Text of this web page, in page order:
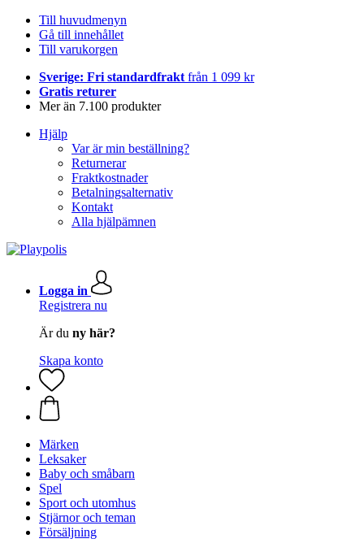
Till huvudmenyn
Gå till innehållet
Till varukorgen
Sverige: Fri standardfrakt från 1 099 kr
Gratis returer
Mer än 7.100 produkter
Hjälp
Var är min beställning?
Returnerar
Fraktkostnader
Betalningsalternativ
Kontakt
Alla hjälpämnen
Logga in
Registrera nu
Är du ny här?
Skapa konto
Märken
Leksaker
Baby och småbarn
Spel
Sport och utomhus
Stjärnor och teman
Försäljning